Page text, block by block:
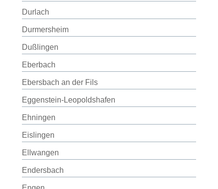
Durlach
Durmersheim
Dußlingen
Eberbach
Ebersbach an der Fils
Eggenstein-Leopoldshafen
Ehningen
Eislingen
Ellwangen
Endersbach